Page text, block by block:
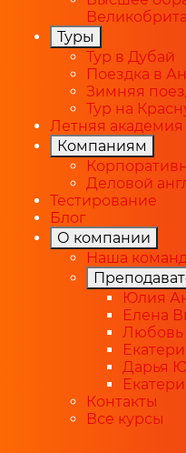
Туры
Тур в Дубай
Поездка в
Зимняя
Тур на
Летняя академия
Компаниям
Деловой
Тестирование
Блог
О компании
Наша
Юлия
Елена
Любовь
Дарья
Контакты
Все курсы